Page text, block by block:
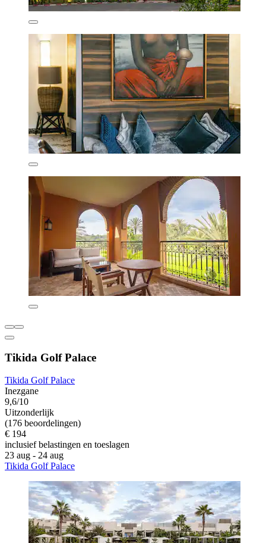
Tikida Golf Palace
Tikida Golf Palace
Inezgane
9,6/10
Uitzonderlijk
(176 beoordelingen)
€ 194
inclusief belastingen en toeslagen
23 aug - 24 aug
Tikida Golf Palace